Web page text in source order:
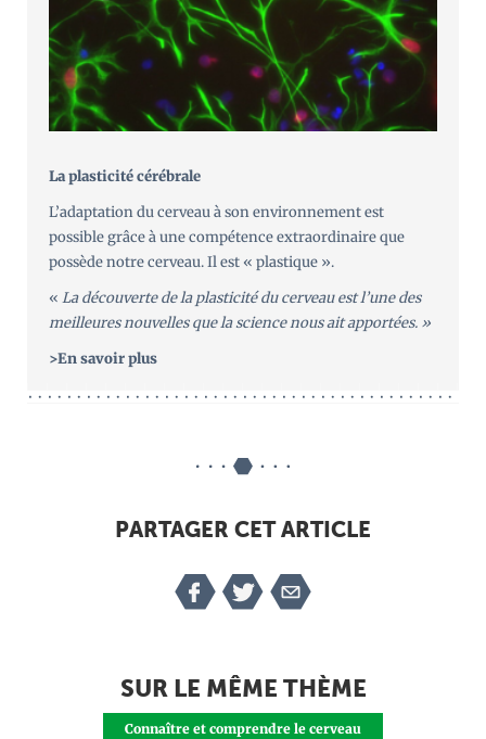
La plasticité cérébrale
L’adaptation du cerveau à son environnement est
possible grâce à une compétence extraordinaire que
possède notre cerveau. Il est « plastique ».
« La découverte de la plasticité du cerveau est l’une des
meilleures nouvelles que la science nous ait apportées. »
>En savoir plus
PARTAGER CET ARTICLE
SUR LE MÊME THÈME
Connaître et comprendre le cerveau